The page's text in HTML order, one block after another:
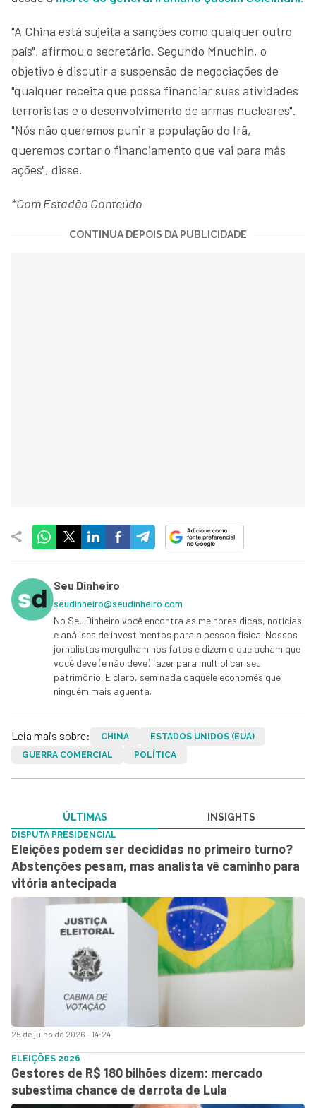
"A China está sujeita a sanções como qualquer outro
país", afirmou o secretário. Segundo Mnuchin, o
objetivo é discutir a suspensão de negociações de
"qualquer receita que possa financiar suas atividades
terroristas e o desenvolvimento de armas nucleares".
"Nós não queremos punir a população do Irã,
queremos cortar o financiamento que vai para más
ações", disse.
*Com Estadão Conteúdo
CONTINUA DEPOIS DA PUBLICIDADE
Seu Dinheiro
seudinheiro@seudinheiro.com
No Seu Dinheiro você encontra as melhores dicas, notícias
e análises de investimentos para a pessoa física. Nossos
jornalistas mergulham nos fatos e dizem o que acham que
você deve (e não deve) fazer para multiplicar seu
patrimônio. E claro, sem nada daquele economês que
ninguém mais aguenta.
Leia mais sobre: CHINA
ESTADOS UNIDOS (EUA)
GUERRA COMERCIAL
POLÍTICA
ÚLTIMAS IN$IGHTS
25 de julho de 2026 - 14:24
DISPUTA PRESIDENCIAL
Eleições podem ser decididas no primeiro turno?
Abstenções pesam, mas analista vê caminho para
vitória antecipada
ELEIÇÕES 2026
Gestores de R$ 180 bilhões dizem: mercado
subestima chance de derrota de Lula